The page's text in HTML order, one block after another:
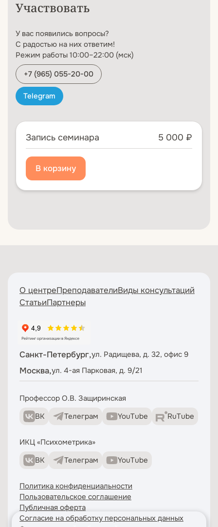
Участвовать
У вас появились вопросы?
С радостью на них ответим!
Режим работы 10:00–22:00 (мск)
+7 (965) 055-20-00
Telegram
Запись семинара 5 000 ₽
О центреПреподавателиВиды консультаций
СтатьиПартнеры
Санкт-Петербург,ул. Радищева, д. 32, офис 9
Москва,ул. 4-ая Парковая, д. 9/21
Профессор О.В. Защиринская
ВК
Телеграм YouTube RuTube
ИКЦ «Психометрика»
ВК
Телеграм YouTube
Политика конфиденциальности
Пользовательское соглашение
Публичная оферта
Согласие на обработку персональных данных